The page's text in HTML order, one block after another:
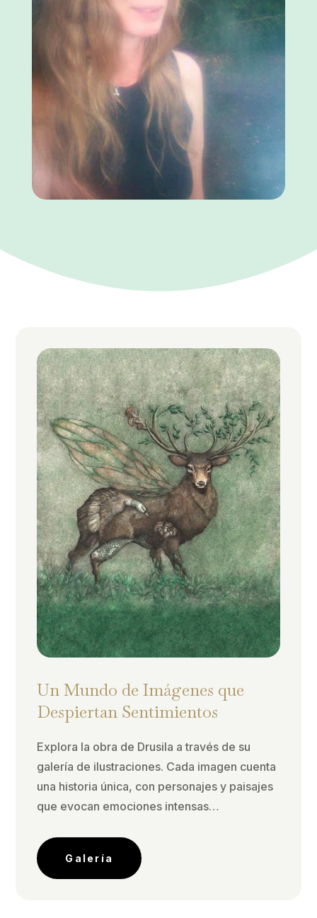
Un Mundo de Imágenes que
Despiertan Sentimientos
Explora la obra de Drusila a través de su
galería de ilustraciones. Cada imagen cuenta
una historia única, con personajes y paisajes
que evocan emociones intensas…
Galería